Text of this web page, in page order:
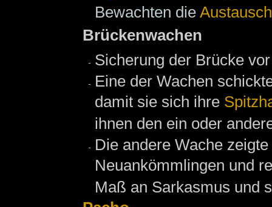
Bewachten die
Brückenwachen
Sicherung der Brücke
Eine der Wachen
damit sie sich ihre
ihnen den ein oder
Die andere Wache
Neuankömmlingen und
Maß an Sarkasmus und